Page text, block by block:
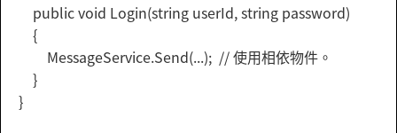
public void Login(string userId, string password)
{
MessageService.Send(...); // 使用相依物件。
}
}